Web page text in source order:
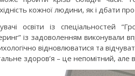
кожної людини, як і дбати
освіти із спеціальностей
із задоволенням виконували
відновлюватися та
здоров’я – це непомітний,